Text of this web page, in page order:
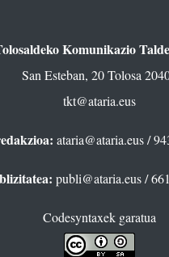
Komunikazio
San Esteban, 20 Tolosa
tkt@ataria.eus
ataria@ataria.eus/
publi@ataria.eus/
Codesyntaxek garatua